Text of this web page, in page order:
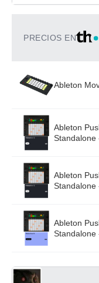
PRECIOS EN
Ableton
Ableton
Standalone
Ableton
Standalone
Ableton
Standalone